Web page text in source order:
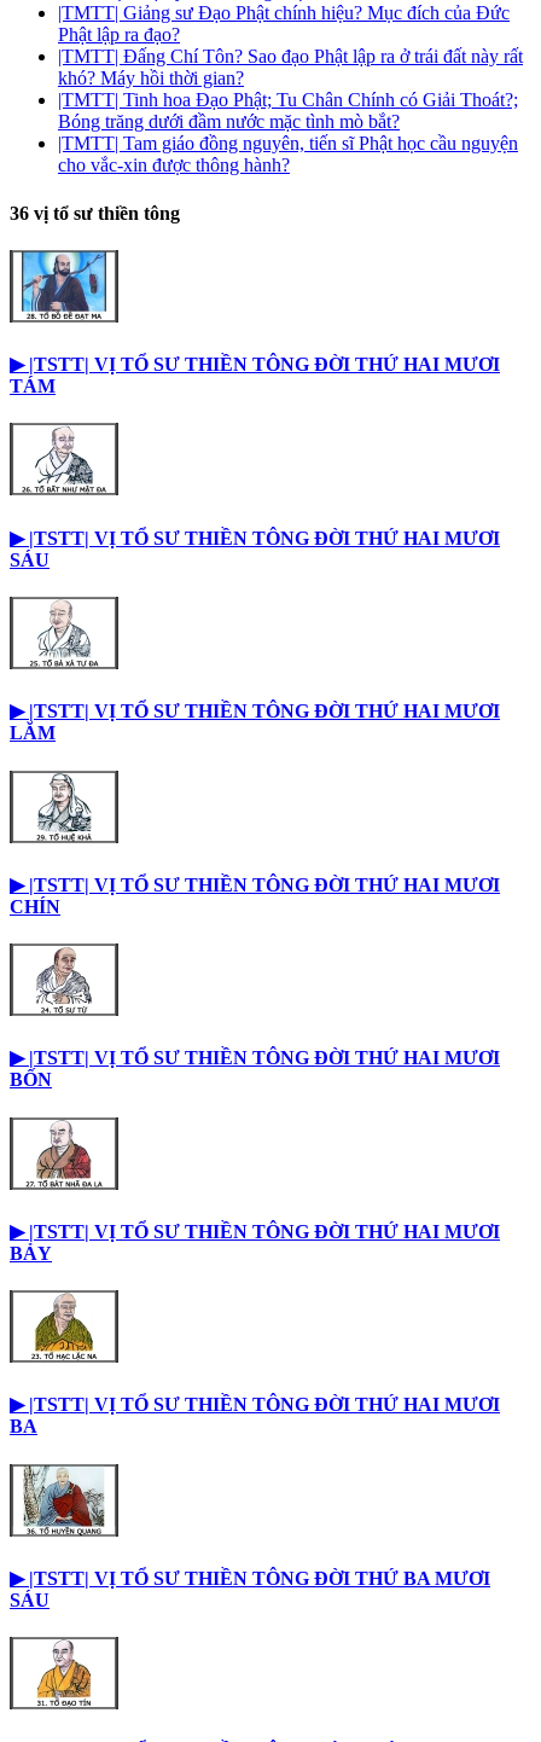
|TMTT| Giảng sư Đạo Phật chính hiệu? Mục đích của Đức
Phật lập ra đạo?
|TMTT| Đấng Chí Tôn? Sao đạo Phật lập ra ở trái đất này rất
khó? Máy hồi thời gian?
|TMTT| Tinh hoa Đạo Phật; Tu Chân Chính có Giải Thoát?;
Bóng trăng dưới đầm nước mặc tình mò bắt?
|TMTT| Tam giáo đồng nguyên, tiến sĩ Phật học cầu nguyện
cho vắc-xin được thông hành?
36 vị tổ sư thiền tông
▶︎ |TSTT| VỊ TỔ SƯ THIỀN TÔNG ĐỜI THỨ HAI MƯƠI
TÁM
▶︎ |TSTT| VỊ TỔ SƯ THIỀN TÔNG ĐỜI THỨ HAI MƯƠI
SÁU
▶︎ |TSTT| VỊ TỔ SƯ THIỀN TÔNG ĐỜI THỨ HAI MƯƠI
LĂM
▶︎ |TSTT| VỊ TỔ SƯ THIỀN TÔNG ĐỜI THỨ HAI MƯƠI
CHÍN
▶︎ |TSTT| VỊ TỔ SƯ THIỀN TÔNG ĐỜI THỨ HAI MƯƠI
BỐN
▶︎ |TSTT| VỊ TỔ SƯ THIỀN TÔNG ĐỜI THỨ HAI MƯƠI
BẢY
▶︎ |TSTT| VỊ TỔ SƯ THIỀN TÔNG ĐỜI THỨ HAI MƯƠI
BA
▶︎ |TSTT| VỊ TỔ SƯ THIỀN TÔNG ĐỜI THỨ BA MƯƠI
SÁU